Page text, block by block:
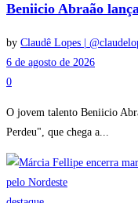
Beniicio Abraão
by Claudê Lopes |
6 de agosto de 2026
0
O jovem talento Beniicio
Perdeu", que chega a...